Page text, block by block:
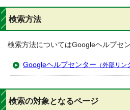
検索方法
検索方法についてはGoogleヘルプセ
Googleヘルプセンター （外部リン
検索の対象となるページ